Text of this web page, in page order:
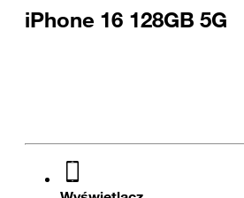
iPhone 16 128GB 5G